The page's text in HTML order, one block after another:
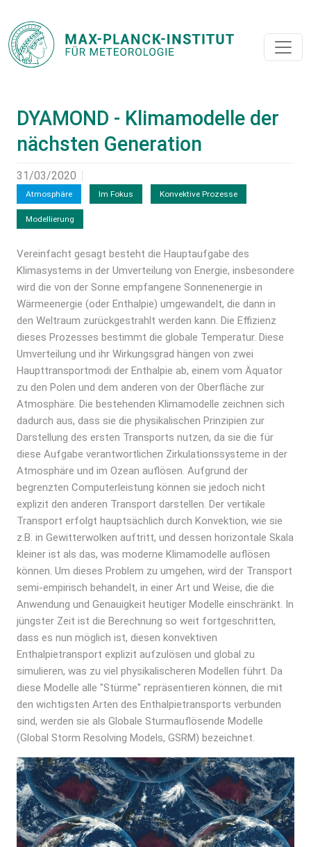
DYAMOND - Klimamodelle der
nächsten Generation
31/03/2020
Atmosphäre Im Fokus Konvektive Prozesse
Modellierung
Vereinfacht gesagt besteht die Hauptaufgabe des
Klimasystems in der Umverteilung von Energie, insbesondere
wird die von der Sonne empfangene Sonnenenergie in
Wärmeenergie (oder Enthalpie) umgewandelt, die dann in
den Weltraum zurückgestrahlt werden kann. Die Effizienz
dieses Prozesses bestimmt die globale Temperatur. Diese
Umverteilung und ihr Wirkungsgrad hängen von zwei
Haupttransportmodi der Enthalpie ab, einem vom Äquator
zu den Polen und dem anderen von der Oberfläche zur
Atmosphäre. Die bestehenden Klimamodelle zeichnen sich
dadurch aus, dass sie die physikalischen Prinzipien zur
Darstellung des ersten Transports nutzen, da sie die für
diese Aufgabe verantwortlichen Zirkulationssysteme in der
Atmosphäre und im Ozean auflösen. Aufgrund der
begrenzten Computerleistung können sie jedoch nicht
explizit den anderen Transport darstellen. Der vertikale
Transport erfolgt hauptsächlich durch Konvektion, wie sie
z.B. in Gewitterwolken auftritt, und dessen horizontale Skala
kleiner ist als das, was moderne Klimamodelle auflösen
können. Um dieses Problem zu umgehen, wird der Transport
semi-empirisch behandelt, in einer Art und Weise, die die
Anwendung und Genauigkeit heutiger Modelle einschränkt. In
jüngster Zeit ist die Berechnung so weit fortgeschritten,
dass es nun möglich ist, diesen konvektiven
Enthalpietransport explizit aufzulösen und global zu
simulieren, was zu viel physikalischeren Modellen führt. Da
diese Modelle alle "Stürme" repräsentieren können, die mit
den wichtigsten Arten des Enthalpietransports verbunden
sind, werden sie als Globale Sturmauflösende Modelle
(Global Storm Resolving Models, GSRM) bezeichnet.